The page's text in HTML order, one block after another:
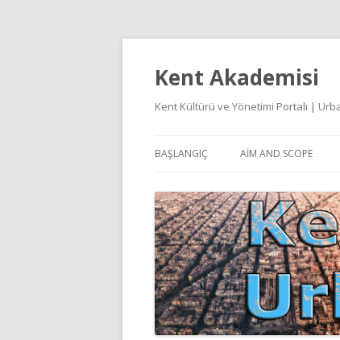
Kent Akademisi
Kent Kültürü ve Yönetimi Portalı |
BAŞLANGIÇ AIM AND SCOPE